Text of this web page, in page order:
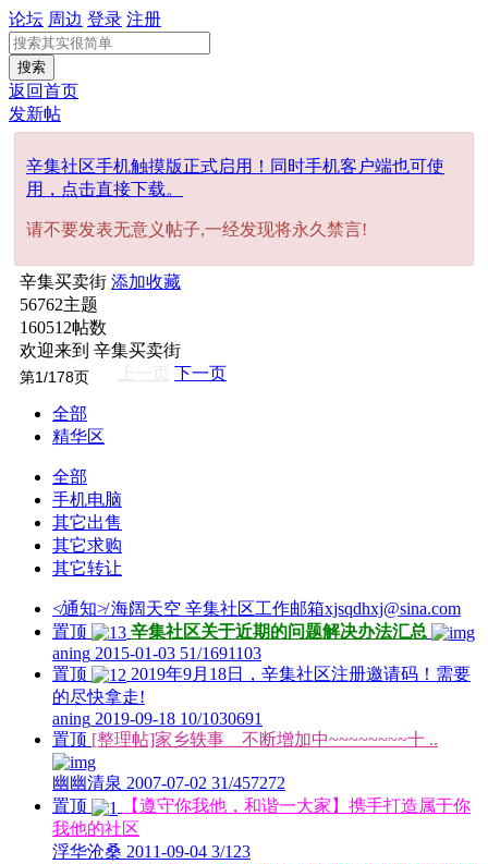
论坛 周边 登录 注册
搜索
返回首页
发新帖
辛集社区手机触摸版正式启用！同时手机客户端也可使
用，点击直接下载。
请不要发表无意义帖子,一经发现将永久禁言!
辛集买卖街 添加收藏
56762主题
160512帖数
欢迎来到 辛集买卖街
下一页
全部
精华区
全部
手机电脑
其它出售
其它求购
其它转让
≮通知≯ 海阔天空 辛集社区工作邮箱xjsqdhxj@sina.com
置顶
辛集社区关于近期的问题解决办法汇总
aning 2015-01-03 51/1691103
置顶
2019年9月18日，辛集社区注册邀请码！需要
的尽快拿走!
aning 2019-09-18 10/1030691
置顶 [整理帖]家乡轶事 不断增加中~~~~~~~~十 ..
幽幽清泉 2007-07-02 31/457272
置顶
【遵守你我他，和谐一大家】携手打造属于你
我他的社区
浮华沧桑 2011-09-04 3/123